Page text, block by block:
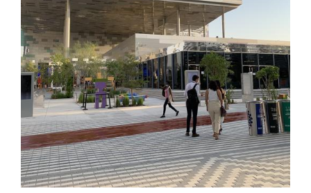
EN SAVOIR PLUS